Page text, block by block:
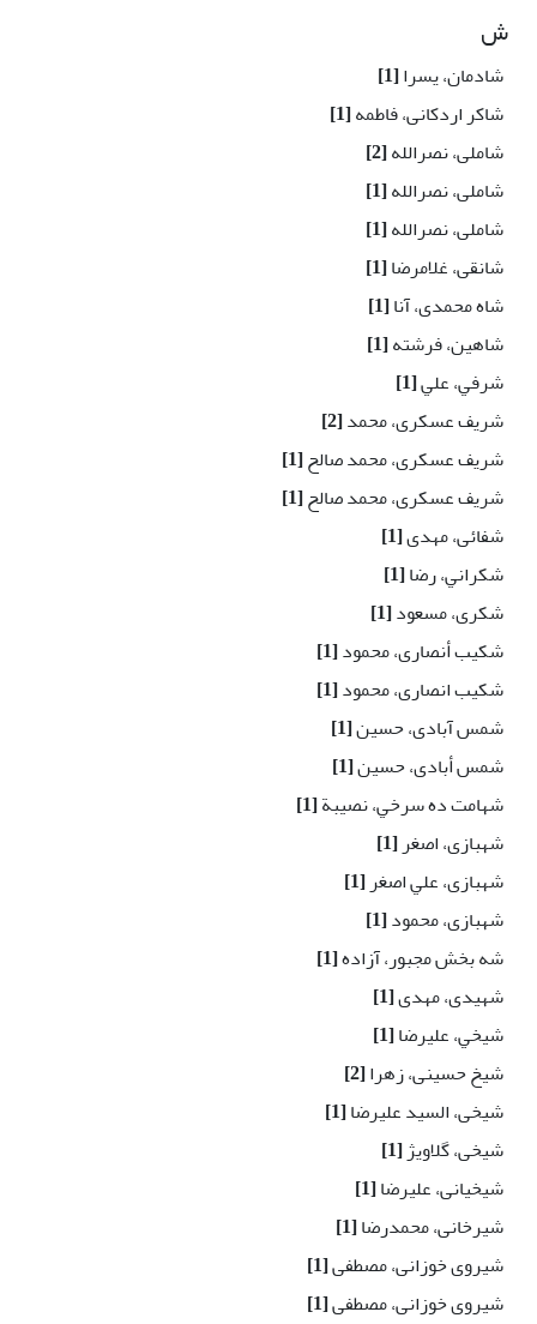
ش
شادمان، یسرا[1]
شاکر اردکانی، فاطمه[1]
شاملی، نصرالله[2]
شاملی، نصرالله[1]
شاملی، نصرالله[1]
شانقی، غلامرضا[1]
شاه محمدی، آنا[1]
شاهین، فرشته[1]
شرفي، علي[1]
شریف عسکری، محمد[2]
شریف عسکری، محمد صالح[1]
شریف عسکری، محمد صالح[1]
شفائی، مهدی[1]
شكراني، رضا[1]
شکری، مسعود[1]
شکیب أنصاری، محمود[1]
شکیب انصاری، محمود[1]
شمس آبادی، حسین[1]
شمس أبادی، حسین[1]
شهامت ده سرخي، نصيبة[1]
شهبازی، اصغر[1]
شهبازی، علي اصغر[1]
شهبازی، محمود[1]
شه بخش مجبور، آزاده[1]
شهیدی، مهدی[1]
شيخي، عليرضا[1]
شیخ حسینی، زهرا[2]
شیخی، السید علیرضا[1]
شیخی، گلاویژ[1]
شیخیانی، علیرضا[1]
شیرخانی، محمدرضا[1]
شیروی خوزانی، مصطفى[1]
شیروی خوزانی، مصطفی[1]